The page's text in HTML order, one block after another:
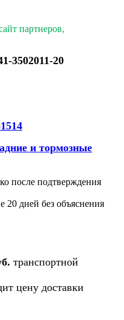
партнеров,
3502011-20
и тормозные
после подтверждения
20 дней без объяснения
транспортной
цену доставки